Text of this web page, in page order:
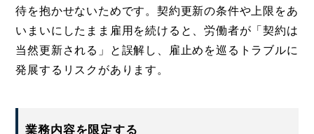
待を抱かせないためです。契約更新の条件や上限をあ
いまいにしたまま雇用を続けると、労働者が「契約は
当然更新される」と誤解し、雇止めを巡るトラブルに
発展するリスクがあります。
業務内容を限定する